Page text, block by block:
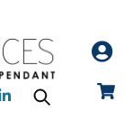
Linkedin